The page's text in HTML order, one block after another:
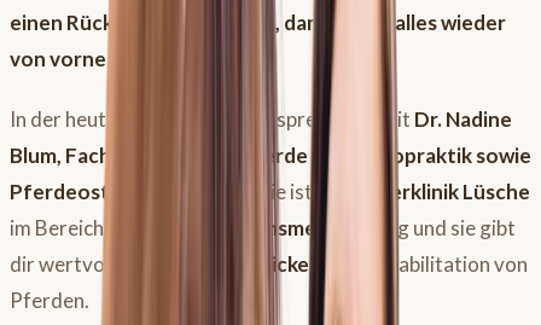
einen Rückfall zu vermeiden, damit nicht alles wieder
von vorne los geht, oder?
In der heutigen Podcastfolge spreche ich mit Dr. Nadine
Blum, Fachtierärztin für Pferde und Chiropraktik sowie
Pferdeosteotherapeutin
. Sie ist in der
Tierklinik Lüsche
im Bereich der
Rehabilitationsmedizin
tätig und sie gibt
dir wertvolle
Tipps und Einblickein die Rehabilitation von
Pferden.